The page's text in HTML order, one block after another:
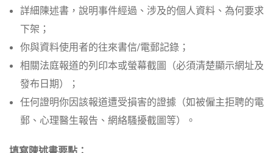
詳細陳述書，說明事件經過、涉及的個人資料、為何要求
下架；
你與資料使用者的往來書信/電郵記錄；
相關法庭報道的列印本或螢幕截圖（必須清楚顯示網址及
發布日期）；
任何證明你因該報道遭受損害的證據（如被僱主拒聘的電
郵、心理醫生報告、網絡騷擾截圖等）。